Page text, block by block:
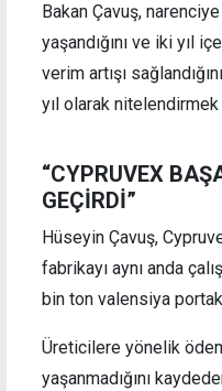
Bakan Çavuş,
yaşandığını ve iki yıl
verim artışı
yıl olarak
“CYPRUVEX
GEÇİRDİ”
Hüseyin Çavuş,
fabrikayı aynı anda
bin ton valensiya
Üreticilere yönelik
yaşanmadığını